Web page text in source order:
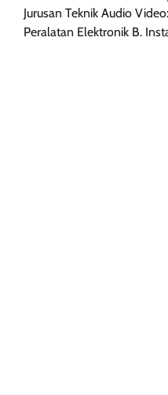
Jurusan Teknik Audio
Peralatan Elektronik B.